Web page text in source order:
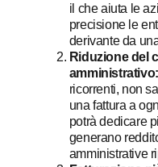
il che aiuta le
precisione le
derivante da
Riduzione del
amministrativo:
ricorrenti, non
una fattura a
potrà dedicare
generano
amministrative